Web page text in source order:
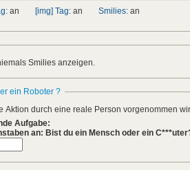
an [img] Tag: an Smilies: an
Smilies anzeigen.
ein Roboter ?
Aktion durch eine reale Person vorgenommen
Aufgabe:
an: Bist du ein Mensch oder ein